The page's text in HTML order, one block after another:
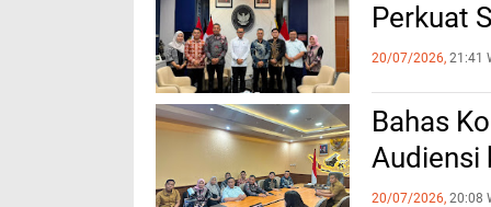
Perkuat
20/07/2026, 21:41
Bahas
Audiensi
20/07/2026, 20:08